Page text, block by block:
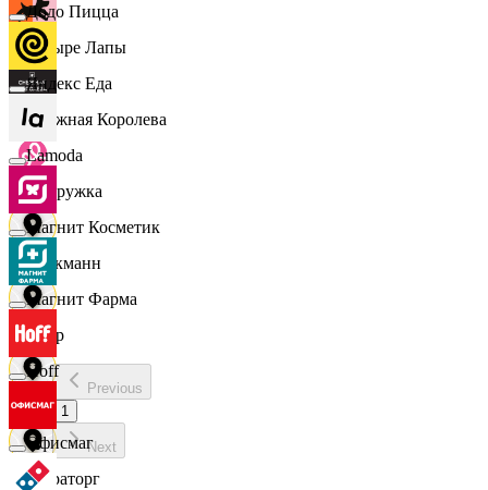
Четыре Лапы
Снежная Королева
Подружка
Стокманн
Cпар
demo
Мираторг
Додо Пицца
Яндекс Еда
Lamoda
Магнит Косметик
Магнит Фарма
Hoff
Офисмаг
Previous
1
Next